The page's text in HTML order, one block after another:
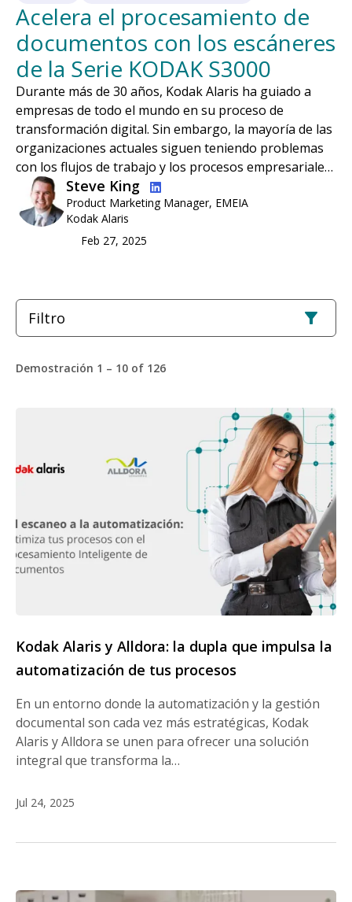
Acelera el procesamiento de
documentos con los escáneres
de la Serie KODAK S3000
Durante más de 30 años, Kodak Alaris ha guiado a
empresas de todo el mundo en su proceso de
transformación digital. Sin embargo, la mayoría de las
organizaciones actuales siguen teniendo problemas
con los flujos de trabajo y los procesos empresariale…
Imagen
Steve King
Product Marketing Manager, EMEIA
Kodak Alaris
Feb 27, 2025
Filtro
Demostración 1 – 10 of 126
Kodak Alaris y Alldora: la dupla que impulsa la
automatización de tus procesos
En un entorno donde la automatización y la gestión
documental son cada vez más estratégicas, Kodak
Alaris y Alldora se unen para ofrecer una solución
integral que transforma la…
Jul 24, 2025